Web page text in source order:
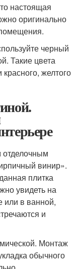
настоящая
оригинально
черный
Такие цвета
желтого
отделочным
винир».
плитка
увидеть на
или в ванной,
и
Монтаж
обычного